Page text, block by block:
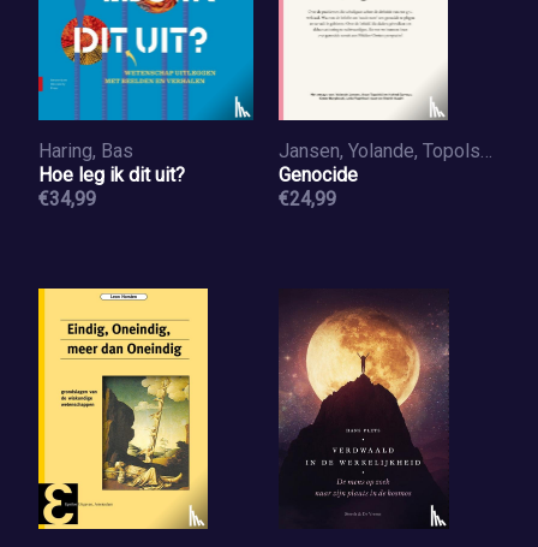
Haring, Bas
Hoe leg ik dit uit?
€34,99
Jansen, Yolande, Topolski, Anya, Samour, Nahed, Barghouti, Omar, Faghfouri Azar, Leila, Nasiri, Shahin
Genocide
€24,99